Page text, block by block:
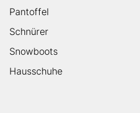
Pantoffel
Schnürer
Snowboots
Hausschuhe